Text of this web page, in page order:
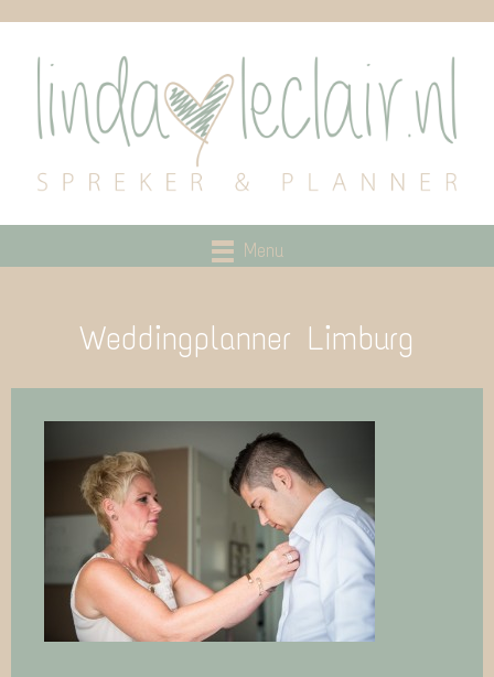
Menu
Weddingplanner Limburg